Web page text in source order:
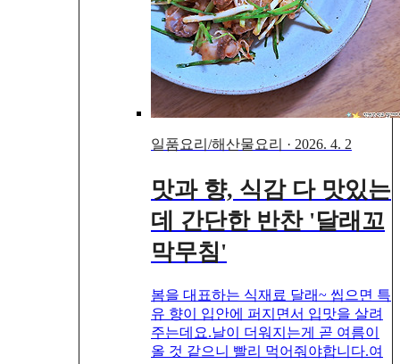
일품요리/해산물요리 · 2026. 4. 2
맛과 향, 식감 다 맛있는
데 간단한 반찬 '달래꼬
막무침'
봄을 대표하는 식재료 달래~ 씹으면 특
유 향이 입안에 퍼지면서 입맛을 살려
주는데요.날이 더워지는게 곧 여름이
올 것 같으니 빨리 먹어줘야합니다.여